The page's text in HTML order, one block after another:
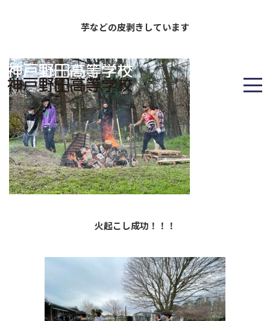
芋などの皮剥きしています
火起こし成功！！！